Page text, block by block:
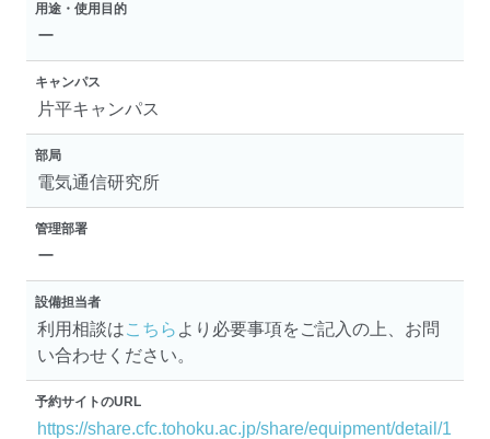
用途・使用目的
ー
キャンパス
片平キャンパス
部局
電気通信研究所
管理部署
ー
設備担当者
利用相談はこちら より必要事項をご記入の上、お問
い合わせください。
予約サイトのURL
https://share.cfc.tohoku.ac.jp/share/equipment/detail/1